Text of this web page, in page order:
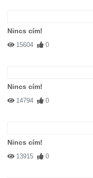
Nincs cím!
15604 0
Nincs cím!
14794 0
Nincs cím!
13915 0